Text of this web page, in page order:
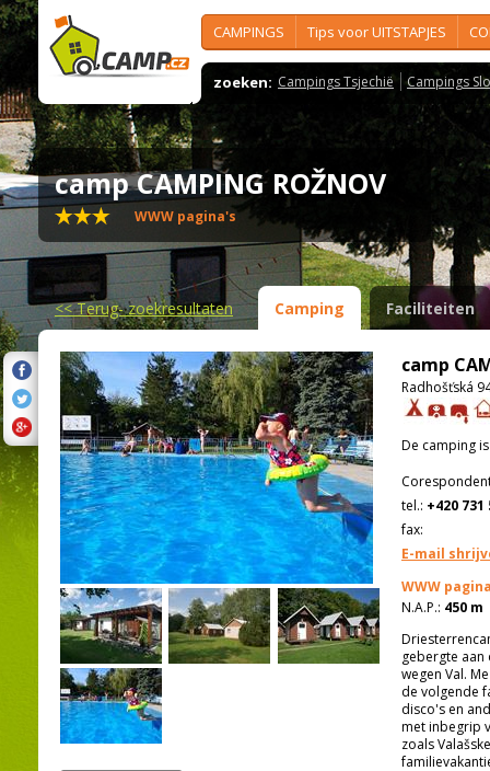
CAMPINGS Tips voor UITSTAPJES
zoeken: Campings Tsjechië Campings
camp CAMPING ROŽNOV
WWW pagina's
<<Terug- zoekresultaten Camping Faciliteiten
camp
Radhošťská
De camping
tel.: +420 731
fax:
E-mail
WWW
N.A.P.: 450 m
gebergte
wegen Val.
de volgende
disco's en
met inbegrip
zoals